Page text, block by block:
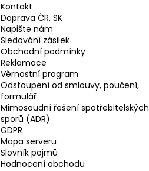
Kontakt
Doprava ČR, SK
Napište nám
Sledování zásilek
Obchodní podmínky
Reklamace
Věrnostní program
Odstoupení od smlouvy, poučení,
formulář
Mimosoudní řešení spotřebitelských
sporů (ADR)
GDPR
Mapa serveru
Slovník pojmů
Hodnocení obchodu